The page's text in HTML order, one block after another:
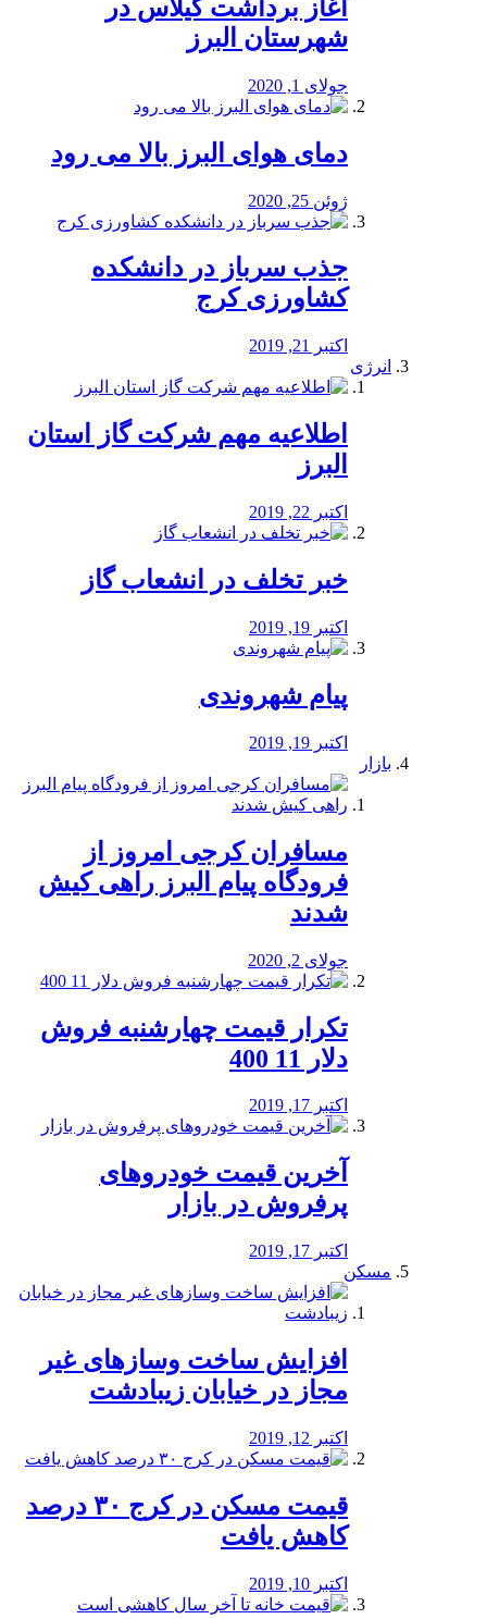
آغاز برداشت گیلاس در
شهرستان البرز
جولای 1, 2020
دمای هوای البرز بالا می رود
ژوئن 25, 2020
جذب سرباز در دانشکده
کشاورزی کرج
اکتبر 21, 2019
انرژی
️اطلاعیه مهم شرکت گاز استان
البرز
اکتبر 22, 2019
خبر تخلف در انشعاب گاز
اکتبر 19, 2019
پیام شهروندی
اکتبر 19, 2019
بازار
مسافران کرجی امروز از
فرودگاه پیام البرز راهی کیش
شدند
جولای 2, 2020
تکرار قیمت چهارشنبه فروش
دلار 11 400
اکتبر 17, 2019
آخرین قیمت خودرو‌های
پرفروش در بازار
اکتبر 17, 2019
مسکن
افزایش ساخت وسازهای غیر
مجاز در خیابان زیبادشت
اکتبر 12, 2019
️قیمت مسکن در کرج ۳۰ درصد
کاهش یافت
اکتبر 10, 2019